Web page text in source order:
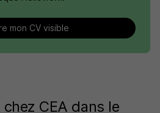
mon CV visible
CEA dans le